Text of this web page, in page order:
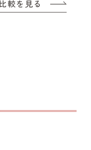
較を見る